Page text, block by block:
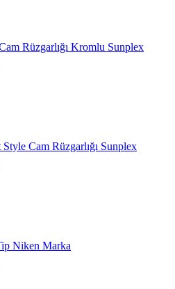
Rüzgarlığı Kromlu Sunplex
Cam Rüzgarlığı Sunplex
Niken Marka